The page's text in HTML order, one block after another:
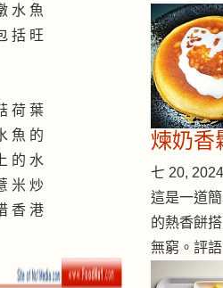
水 魚
括 旺
荷 葉
魚 的
的 水
米 炒
香 港
煉奶香
七 20, 2024
這是一道
的熱香餅
無窮。評